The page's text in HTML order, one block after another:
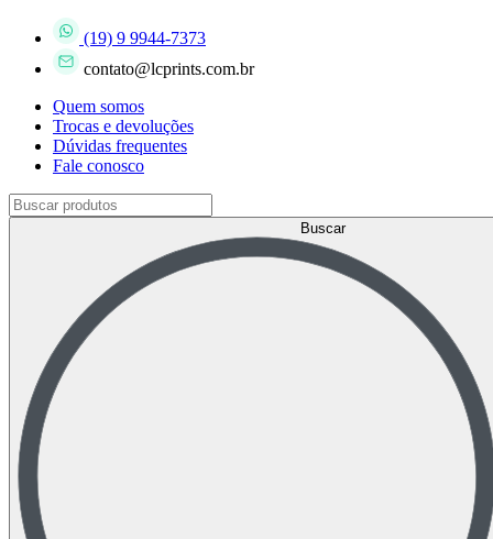
(19) 9 9944-7373
contato@lcprints.com.br
Quem somos
Trocas e devoluções
Dúvidas frequentes
Fale conosco
Buscar